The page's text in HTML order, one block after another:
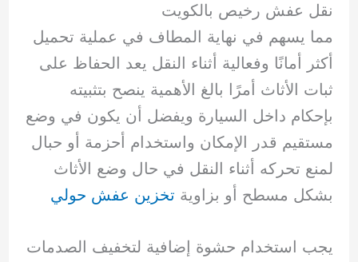
نقل عفش رخيص بالكويت
مما يسهم في نهاية المطاف في عملية تحميل
أكثر أمانًا وفعالية أثناء النقل يعد الحفاظ على
ثبات الأثاث أمرًا بالغ الأهمية ينصح بتثبيته
بإحكام داخل السيارة ويفضل أن يكون في وضع
مستقيم قدر الإمكان واستخدام أحزمة أو حبال
لمنع تحركه أثناء النقل في حال وضع الأثاث
بشكل مسطح أو بزاوية تخزين عفش حولي
يجب استخدام حشوة إضافية لتخفيف الصدمات